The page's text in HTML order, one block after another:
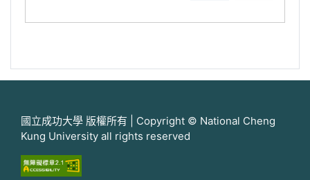
國立成功大學 版權所有 | Copyright © National Cheng
Kung University all rights reserved